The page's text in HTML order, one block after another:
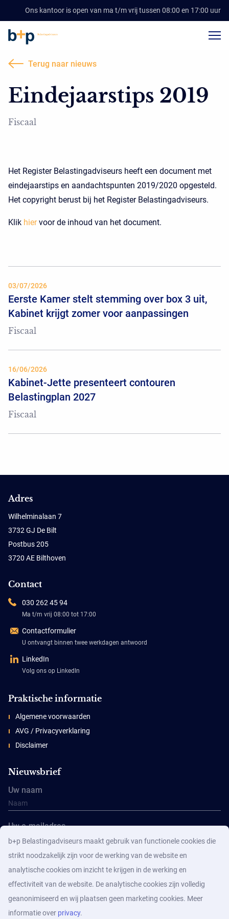
Ons kantoor is open van ma t/m vrij tussen 08:00 en 17:00 uur
Terug naar nieuws
Eindejaarstips 2019
Fiscaal
Het Register Belastingadviseurs heeft een document met
eindejaarstips en aandachtspunten 2019/2020 opgesteld.
Het copyright berust bij het Register Belastingadviseurs.
Klik hiervoor de inhoud van het document.
03/07/2026
Eerste Kamer stelt stemming over box 3 uit,
Kabinet krijgt zomer voor aanpassingen
Fiscaal
16/06/2026
Kabinet-Jette presenteert contouren
Belastingplan 2027
Fiscaal
Adres
Wilhelminalaan 7
3732 GJ De Bilt
Postbus 205
3720 AE Bilthoven
Contact
030 262 45 94
Ma t/m vrij 08:00 tot 17:00
Contactformulier
U ontvangt binnen twee werkdagen antwoord
LinkedIn
Volg ons op LinkedIn
Praktische informatie
Algemene voorwaarden
AVG / Privacyverklaring
Disclaimer
Nieuwsbrief
Uw naam
Uw e-mailadres
Aanmelden
b+p Belastingadviseurs maakt gebruik van functionele cookies die
strikt noodzakelijk zijn voor de werking van de website en
analytische cookies om inzicht te krijgen in de werking en
effectiviteit van de website. De analytische cookies zijn volledig
geanonimiseerd en wij plaatsen geen marketing cookies. Meer
informatie over privacy.